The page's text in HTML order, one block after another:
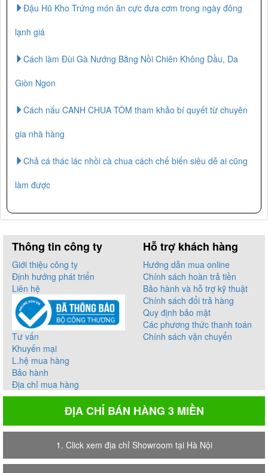
Đậu Hũ Kho Trứng món ăn cực đưa cơm trong ngày đông
lạnh giá
Cách làm Đùi Gà Nướng Bằng Nồi Chiên Không Dầu, Da
Giòn Ngon
Cách nấu CANH CHUA TÔM tham khảo bí quyết từ chuyên
gia nhà hàng
Chả cá thác lác nhồi cà chua cách chế biến siêu dễ ai cũng
làm được
Thông tin công ty
Giới thiệu công ty
Định hướng phát triển
Liên hệ
Tư vấn
Khuyến mại
L.hệ mua hàng
Bảo hành
Địa chỉ mua hàng
Hỗ trợ khách hàng
Hướng dẫn mua online
Chính sách hoàn trả tiền
Bảo hành và hỗ trợ kỹ thuật
Chính sách đổi trả hàng
Quy định bảo mật
Các phương thức thanh toán
Chính sách vận chuyển
ĐỊA CHỈ BÁN HÀNG 3 MIỀN
1. Click xem địa chỉ Showroom tại Hà Nội